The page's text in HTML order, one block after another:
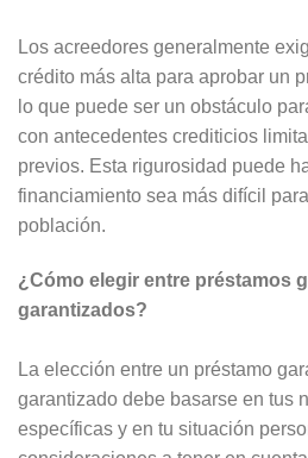
Los acreedores generalmente
crédito más alta para aprobar un
lo que puede ser un obstáculo
con antecedentes crediticios
previos. Esta rigurosidad puede
financiamiento sea más difícil
población.
¿Cómo elegir entre préstamos
garantizados?
La elección entre un préstamo
garantizado debe basarse en tus
específicas y en tu situación